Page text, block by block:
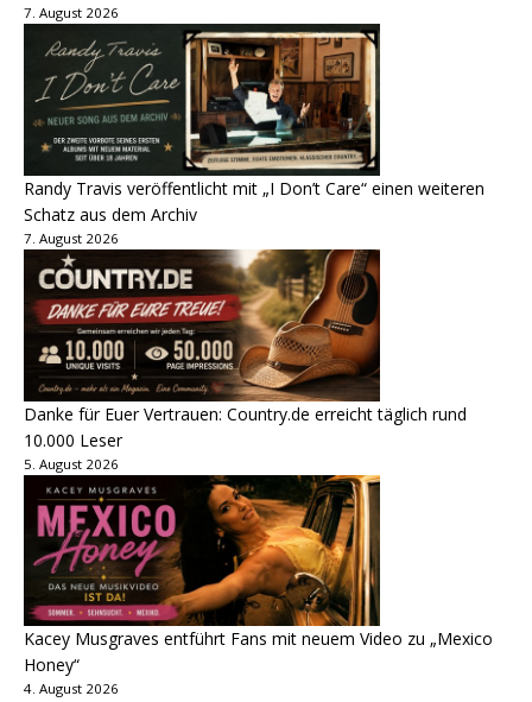
7. August 2026
Randy Travis veröffentlicht mit „I Don’t Care“ einen weiteren
Schatz aus dem Archiv
7. August 2026
Danke für Euer Vertrauen: Country.de erreicht täglich rund
10.000 Leser
5. August 2026
Kacey Musgraves entführt Fans mit neuem Video zu „Mexico
Honey“
4. August 2026